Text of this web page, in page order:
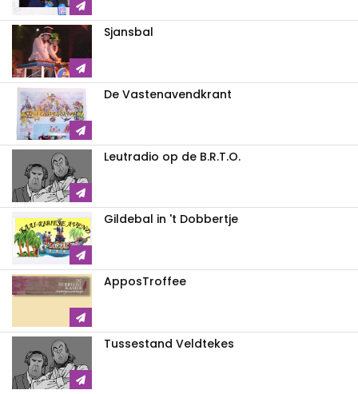
Sjansbal
De Vastenavendkrant
Leutradio op de B.R.T.O.
Gildebal in 't Dobbertje
ApposTroffee
Tussestand Veldtekes